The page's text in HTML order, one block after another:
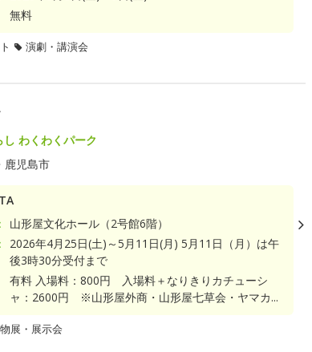
無料
演劇・講演会
わくわくパーク
鹿児島市
山形屋文化ホール（2号館6階）
2026年4月25日(土)～5月11日(月) 5月11日（月）は午
後3時30分受付まで
有料 入場料：800円 入場料＋なりきりカチューシ
ャ：2600円 ※山形屋外商・山形屋七草会・ヤマカ...
展・展示会